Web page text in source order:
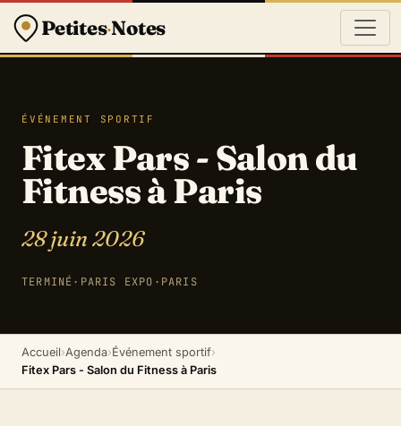
Petites·Notes
ÉVÉNEMENT SPORTIF
Fitex Pars - Salon du
Fitness à Paris
28 juin 2026
TERMINÉ· PARIS EXPO · PARIS
Accueil›Agenda›Événement sportif›
Fitex Pars - Salon du Fitness à Paris